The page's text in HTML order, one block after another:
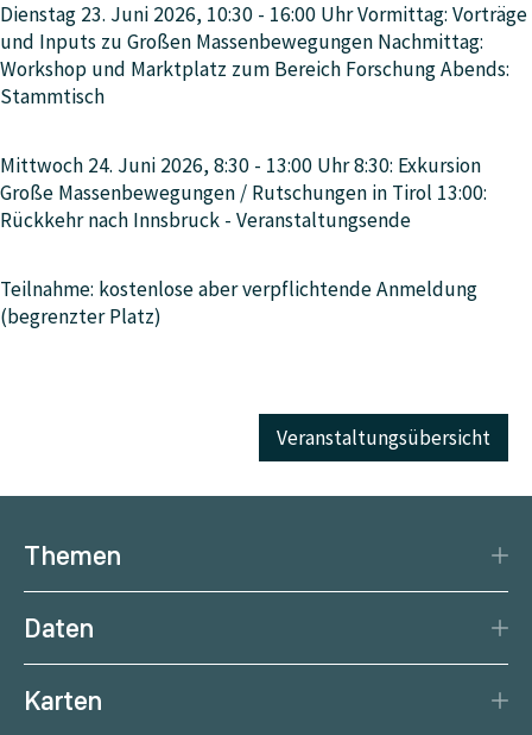
Dienstag 23. Juni 2026, 10:30 - 16:00 Uhr Vormittag: Vorträge
und Inputs zu Großen Massenbewegungen Nachmittag:
Workshop und Marktplatz zum Bereich Forschung Abends:
Stammtisch
Mittwoch 24. Juni 2026, 8:30 - 13:00 Uhr 8:30: Exkursion
Große Massenbewegungen / Rutschungen in Tirol 13:00:
Rückkehr nach Innsbruck - Veranstaltungsende
Teilnahme: kostenlose aber verpflichtende Anmeldung
(begrenzter Platz)
Veranstaltungsübersicht
Themen
Klima
Daten
Datenzentrum
Karten